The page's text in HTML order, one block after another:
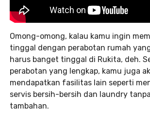
Omong-omong, kalau kamu ingin
tinggal dengan perabotan rumah
harus banget tinggal di Rukita, deh.
perabotan yang lengkap, kamu juga
mendapatkan fasilitas lain seperti
servis bersih-bersih dan laundry
tambahan.